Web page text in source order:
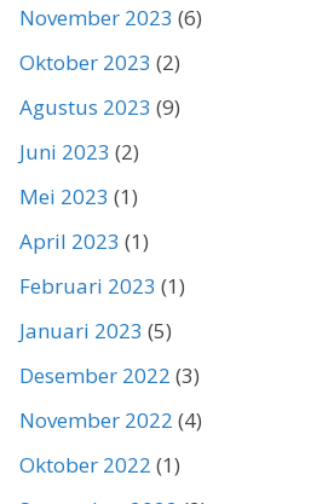
November 2023 (6)
Oktober 2023 (2)
Agustus 2023 (9)
Juni 2023 (2)
Mei 2023 (1)
April 2023 (1)
Februari 2023 (1)
Januari 2023 (5)
Desember 2022 (3)
November 2022 (4)
Oktober 2022 (1)